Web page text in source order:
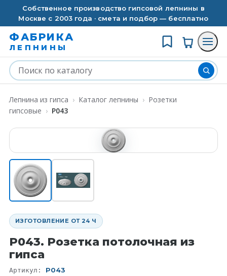
Собственное производство гипсовой лепнины в
Москве с 2003 года · смета и подбор — бесплатно
ФАБРИКА
ЛЕПНИНЫ
Лепнина из гипса › Каталог лепнины › Розетки
гипсовые › P043
ИЗГОТОВЛЕНИЕ ОТ 24 Ч
P043. Розетка потолочная из
гипса
Артикул: P043